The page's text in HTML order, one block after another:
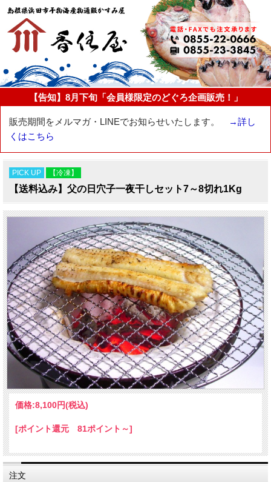
【告知】8月下旬「会員様限定のどぐろ企画販売！」
販売期間をメルマガ・LINEでお知らせいたします。
→詳し
くはこちら
PICK UP 【冷凍】
【送料込み】父の日穴子一夜干しセット7～8切れ1Kg
価格:8,100円(税込)
[ポイント還元 81ポイント～]
注文